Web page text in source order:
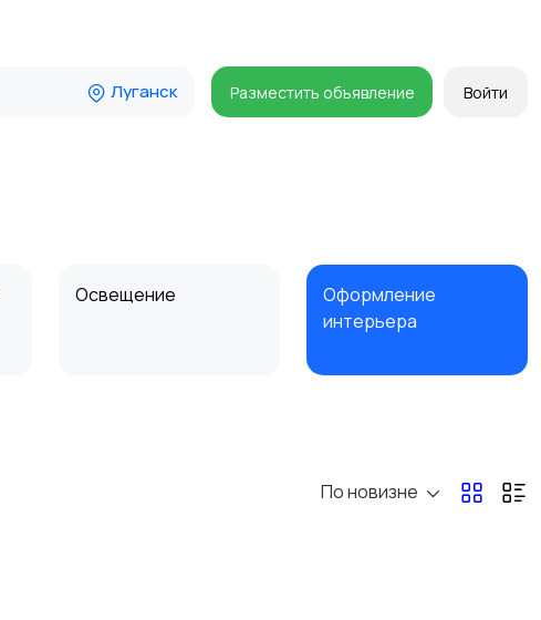
Луганск Разместить объявление Войти
Освещение
Оформление
интерьера
По новизне